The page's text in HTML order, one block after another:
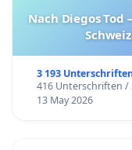
Nach Diegos
3 193
416 Unterschriften /
13 May 2026